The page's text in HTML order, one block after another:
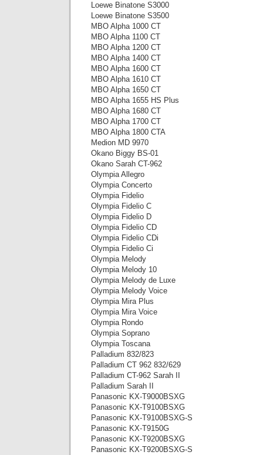
Loewe Binatone S3000
Loewe Binatone S3500
MBO Alpha 1000 CT
MBO Alpha 1100 CT
MBO Alpha 1200 CT
MBO Alpha 1400 CT
MBO Alpha 1600 CT
MBO Alpha 1610 CT
MBO Alpha 1650 CT
MBO Alpha 1655 HS Plus
MBO Alpha 1680 CT
MBO Alpha 1700 CT
MBO Alpha 1800 CTA
Medion MD 9970
Okano Biggy BS-01
Okano Sarah CT-962
Olympia Allegro
Olympia Concerto
Olympia Fidelio
Olympia Fidelio C
Olympia Fidelio D
Olympia Fidelio CD
Olympia Fidelio CDi
Olympia Fidelio Ci
Olympia Melody
Olympia Melody 10
Olympia Melody de Luxe
Olympia Melody Voice
Olympia Mira Plus
Olympia Mira Voice
Olympia Rondo
Olympia Soprano
Olympia Toscana
Palladium 832/823
Palladium CT 962 832/629
Palladium CT-962 Sarah II
Palladium Sarah II
Panasonic KX-T9000BSXG
Panasonic KX-T9100BSXG
Panasonic KX-T9100BSXG-S
Panasonic KX-T9150G
Panasonic KX-T9200BSXG
Panasonic KX-T9200BSXG-S